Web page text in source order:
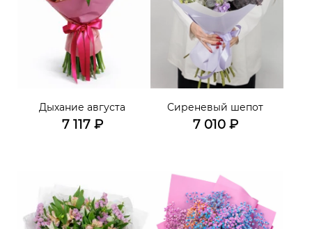
Дыхание августа
7 117₽
Сиреневый шепот
7 010₽